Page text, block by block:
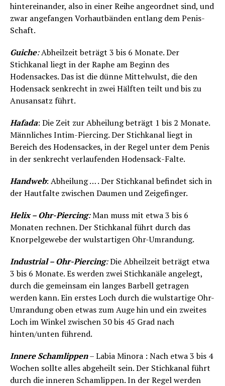
hintereinander, also in einer Reihe angeordnet sind, und
zwar angefangen Vorhautbänden entlang dem Penis-
Schaft.
Guiche:Abheilzeit beträgt 3 bis 6 Monate. Der
Stichkanal liegt in der Raphe am Beginn des
Hodensackes. Das ist die dünne Mittelwulst, die den
Hodensack senkrecht in zwei Hälften teilt und bis zu
Anusansatz führt.
Hafada: Die Zeit zur Abheilung beträgt 1 bis 2 Monate.
Männliches Intim-Piercing. Der Stichkanal liegt in
Bereich des Hodensackes, in der Regel unter dem Penis
in der senkrecht verlaufenden Hodensack-Falte.
Handweb: Abheilung … . Der Stichkanal befindet sich in
der Hautfalte zwischen Daumen und Zeigefinger.
Helix – Ohr-Piercing:Man muss mit etwa 3 bis 6
Monaten rechnen. Der Stichkanal führt durch das
Knorpelgewebe der wulstartigen Ohr-Umrandung.
Industrial – Ohr-Piercing:Die Abheilzeit beträgt etwa
3 bis 6 Monate. Es werden zwei Stichkanäle angelegt,
durch die gemeinsam ein langes Barbell getragen
werden kann. Ein erstes Loch durch die wulstartige Ohr-
Umrandung oben etwas zum Auge hin und ein zweites
Loch im Winkel zwischen 30 bis 45 Grad nach
hinten/unten führend.
Innere Schamlippen– Labia Minora : Nach etwa 3 bis 4
Wochen sollte alles abgeheilt sein. Der Stichkanal führt
durch die inneren Schamlippen. In der Regel werden